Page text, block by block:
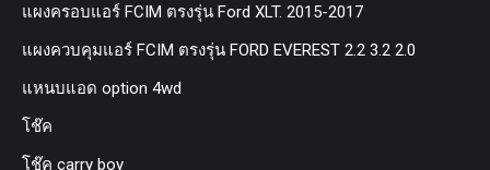
แผงครอบแอร์ FCIM ตรงรุ่น Ford XLT. 2015-2017
แผงควบคุมแอร์ FCIM ตรงรุ่น FORD EVEREST 2.2 3.2 2.0
แหนบแอด option 4wd
โช๊ค
โช๊ค carry boy